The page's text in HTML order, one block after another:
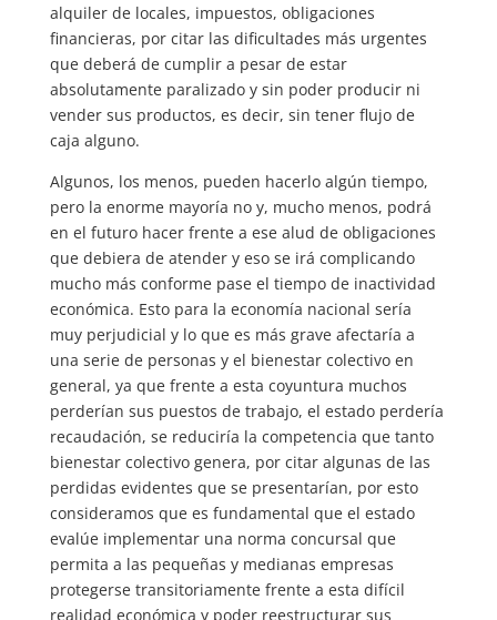
alquiler de locales, impuestos, obligaciones
financieras, por citar las dificultades más urgentes
que deberá de cumplir a pesar de estar
absolutamente paralizado y sin poder producir ni
vender sus productos, es decir, sin tener flujo de
caja alguno.
Algunos, los menos, pueden hacerlo algún tiempo,
pero la enorme mayoría no y, mucho menos, podrá
en el futuro hacer frente a ese alud de obligaciones
que debiera de atender y eso se irá complicando
mucho más conforme pase el tiempo de inactividad
económica. Esto para la economía nacional sería
muy perjudicial y lo que es más grave afectaría a
una serie de personas y el bienestar colectivo en
general, ya que frente a esta coyuntura muchos
perderían sus puestos de trabajo, el estado perdería
recaudación, se reduciría la competencia que tanto
bienestar colectivo genera, por citar algunas de las
perdidas evidentes que se presentarían, por esto
consideramos que es fundamental que el estado
evalúe implementar una norma concursal que
permita a las pequeñas y medianas empresas
protegerse transitoriamente frente a esta difícil
realidad económica y poder reestructurar sus